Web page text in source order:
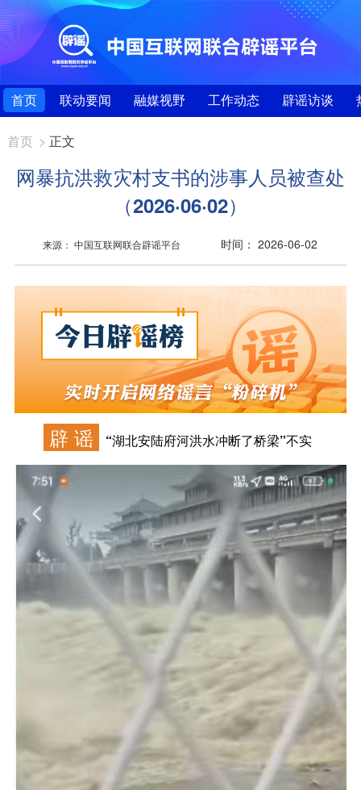
首页 联动要闻 融媒视野 工作动态 辟谣访谈
首页 > 正文
网暴抗洪救灾村支书的涉事人员被查处
（2026·06·02）
来源： 中国互联网联合辟谣平台 时间： 2026-06-02
辟 谣 “湖北安陆府河洪水冲断了桥梁”不实